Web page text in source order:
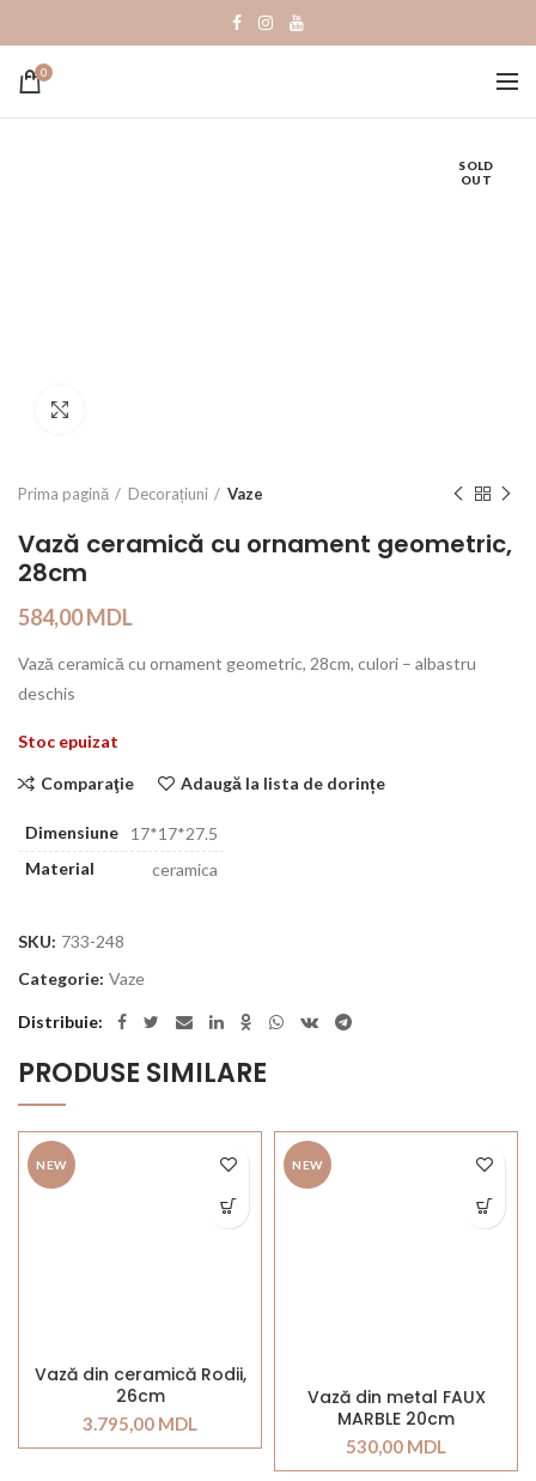
0
SOLD
OUT
Prima pagină Decorațiuni Vaze
Vază ceramică cu ornament geometric,
28cm
584,00MDL
Vază ceramică cu ornament geometric, 28cm, culori – albastru
deschis
Stoc epuizat
Comparaţie Adaugă la lista de dorințe
Dimensiune
17*17*27.5
Material
ceramica
SKU: 733-248
Categorie: Vaze
Distribuie
PRODUSE SIMILARE
NEW
Vază din ceramică Rodii,
26cm
3.795,00 MDL
NEW
Vază din metal FAUX
MARBLE 20cm
530,00 MDL